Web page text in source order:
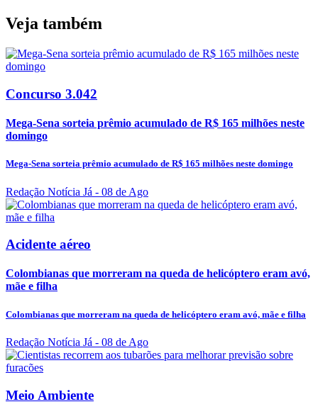
Veja também
Concurso 3.042
Mega-Sena sorteia prêmio acumulado de R$ 165 milhões neste
domingo
Mega-Sena sorteia prêmio acumulado de R$ 165 milhões neste domingo
Redação Notícia Já - 08 de Ago
Acidente aéreo
Colombianas que morreram na queda de helicóptero eram avó,
mãe e filha
Colombianas que morreram na queda de helicóptero eram avó, mãe e filha
Redação Notícia Já - 08 de Ago
Meio Ambiente